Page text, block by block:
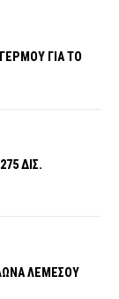
ΓΙΑ ΤΟ
ΔΙΣ.
ΛΕΜΕΣΟΥ